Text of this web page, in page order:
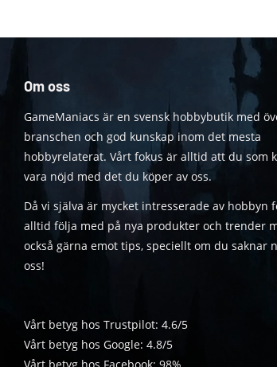
Om oss
GameManiacs är en svensk hobbybutik med
branschen och god kunskap inom det mesta
hobbyrelaterat. Vårt fokus är alltid att du som
vara nöjd med det du köper av oss.
Då vi själva är mycket intresserade av hobbyn
alltid följa med på nya produkter och trender
också gärna emot tips, speciellt om du saknar
oss!
Vårt betyg hos Trustpilot: 4.6/5
Vårt betyg hos Google: 4.8/5